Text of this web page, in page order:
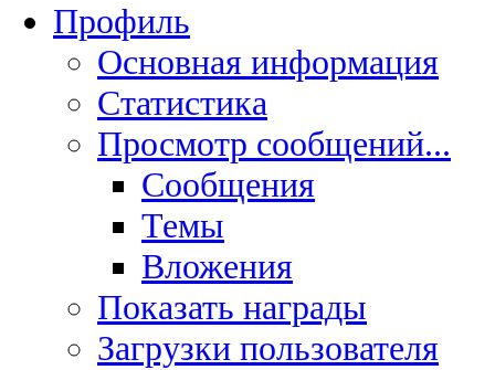
Профиль
Основная информация
Статистика
Просмотр сообщений...
Сообщения
Темы
Вложения
Показать награды
Загрузки пользователя